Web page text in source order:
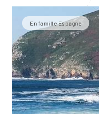
En famille Espagne